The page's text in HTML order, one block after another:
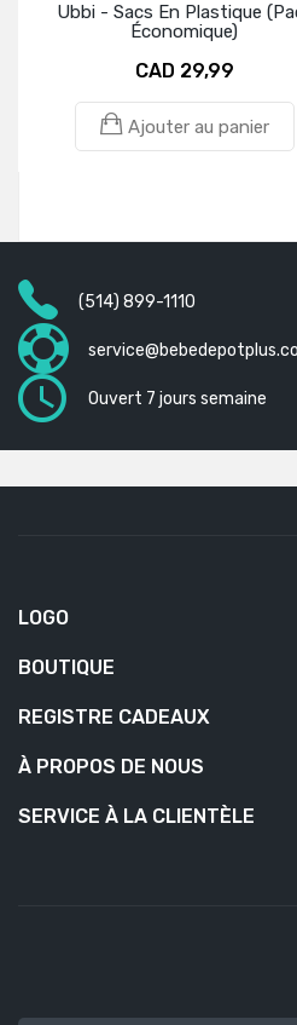
Ubbi - Sacs En Plastique
Économique)
CAD 29,99
Ajouter au panier
(514) 899-1110
Ouvert 7 jours semaine
LOGO
BOUTIQUE
REGISTRE CADEAUX
À PROPOS DE NOUS
SERVICE À LA CLIENTÈLE